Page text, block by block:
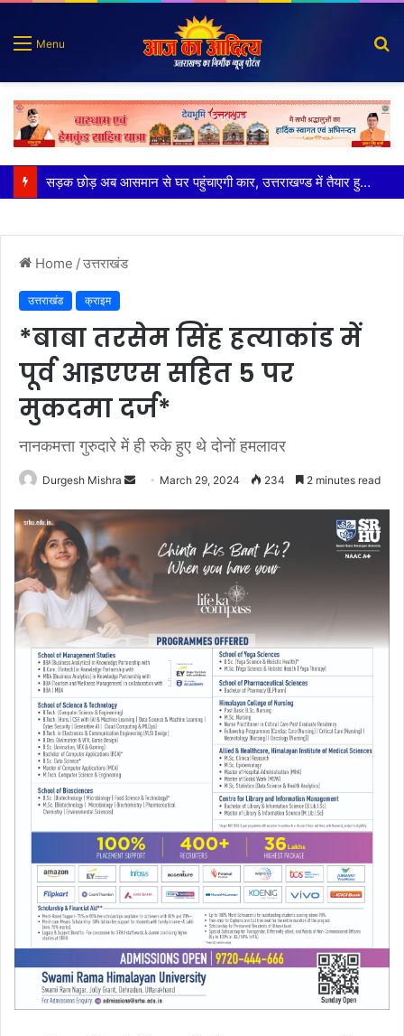
Menu
पुलिस मुठभेड़ में गोली लगने से घायल शातिर बदमाश गिरफ्तार
Home /उत्तराखंड
उत्तराखंड क्राइम
*बाबा तरसेम सिंह हत्याकांड में
पूर्व आइएएस सहित 5 पर
मुकदमा दर्ज*
नानकमत्ता गुरुदारे में ही रुके हुए थे दोनों हमलावर
Durgesh Mishra
Send
email
March 29, 2024 234 2 minutes read